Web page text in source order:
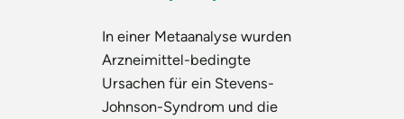
In einer Metaanalyse wurden
Arzneimittel-bedingte
Ursachen für ein Stevens-
Johnson-Syndrom und die